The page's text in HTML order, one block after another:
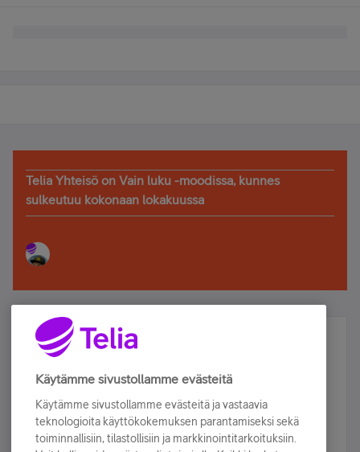
Telia Yhteisö on Vain luku -moodissa, kunnes
sulkeutuu kokonaan lokakuussa
Älä jää paitsi – osallistu ja voita!
Tilaa Telian uutiskirje ja olet mukana arvonnassa.
sähköpostiisi.
Käytämme sivustollamme evästeitä
Käytämme sivustollamme evästeitä ja vastaavia
teknologioita käyttökokemuksen parantamiseksi sekä
toiminnallisiin, tilastollisiin ja markkinointitarkoituksiin.